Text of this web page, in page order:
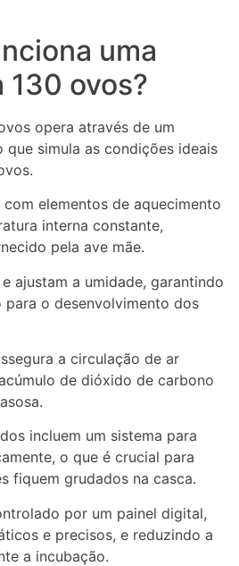
uma
ovos?
opera através de um
que simula as condições ideais
elementos de aquecimento
interna constante,
pela ave mãe.
ajustam a umidade, garantindo
o desenvolvimento dos
a circulação de ar
de dióxido de carbono
incluem um sistema para
o que é crucial para
fiquem grudados na casca.
por um painel digital,
e precisos, e reduzindo a
a incubação.